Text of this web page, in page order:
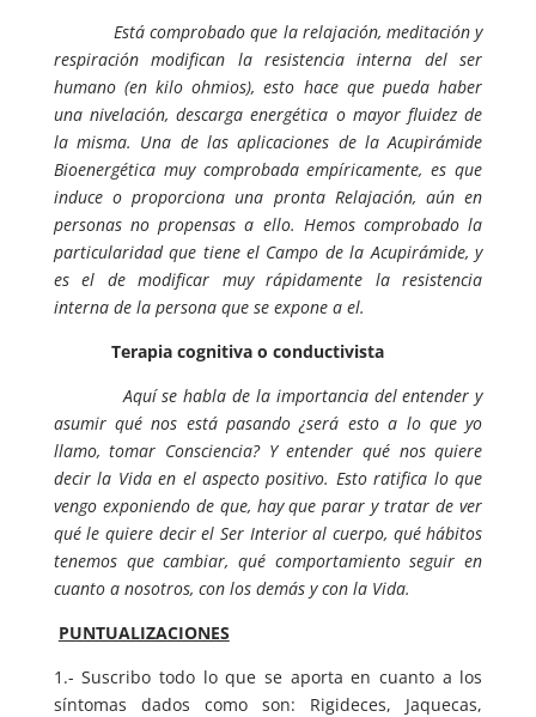
Está comprobado que la relajación, meditación y
respiración modifican la resistencia interna del ser
humano (en kilo ohmios), esto hace que pueda haber
una nivelación, descarga energética o mayor fluidez de
la misma. Una de las aplicaciones de la Acupirámide
Bioenergética muy comprobada empíricamente, es que
induce o proporciona una pronta Relajación, aún en
personas no propensas a ello. Hemos comprobado la
particularidad que tiene el Campo de la Acupirámide, y
es el de modificar muy rápidamente la resistencia
interna de la persona que se expone a el.
Terapia cognitiva o conductivista
Aquí se habla de la importancia del entender y
asumir qué nos está pasando ¿será esto a lo que yo
llamo, tomar Consciencia? Y entender qué nos quiere
decir la Vida en el aspecto positivo. Esto ratifica lo que
vengo exponiendo de que, hay que parar y tratar de ver
qué le quiere decir el Ser Interior al cuerpo, qué hábitos
tenemos que cambiar, qué comportamiento seguir en
cuanto a nosotros, con los demás y con la Vida.
PUNTUALIZACIONES
1.- Suscribo todo lo que se aporta en cuanto a los
síntomas dados como son: Rigideces, Jaquecas,